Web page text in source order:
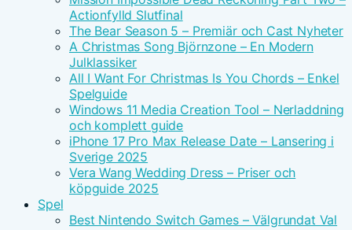
Actionfylld Slutfinal
The Bear Season 5 – Premiär och Cast Nyheter
A Christmas Song Björnzone – En Modern
Julklassiker
All I Want For Christmas Is You Chords – Enkel
Spelguide
Windows 11 Media Creation Tool – Nerladdning
och komplett guide
iPhone 17 Pro Max Release Date – Lansering i
Sverige 2025
Vera Wang Wedding Dress – Priser och
köpguide 2025
Spel
Best Nintendo Switch Games – Välgrundat Val